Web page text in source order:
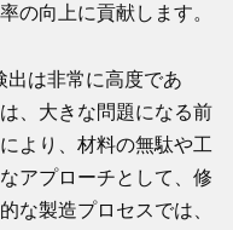
の向上に貢献します。
出は非常に高度であ
、大きな問題になる前
より、材料の無駄や工
アプローチとして、修
な製造プロセスでは、